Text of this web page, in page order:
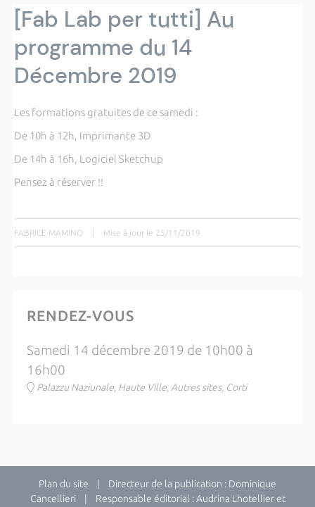
[Fab Lab per tutti] Au
programme du 14
Décembre 2019
Les formations gratuites de ce samedi :
De 10h à 12h, Imprimante 3D
De 14h à 16h, Logiciel Sketchup
Pensez à réserver !!
FABRICE MAMINO | Mise à jour le 25/11/2019
RENDEZ-VOUS
Samedi 14 décembre 2019 de 10h00 à
16h00
Palazzu Naziunale, Haute Ville, Autres sites, Corti
Plan du site | Directeur de la publication : Dominique
Cancellieri | Responsable éditorial : Audrina Lhotellier et